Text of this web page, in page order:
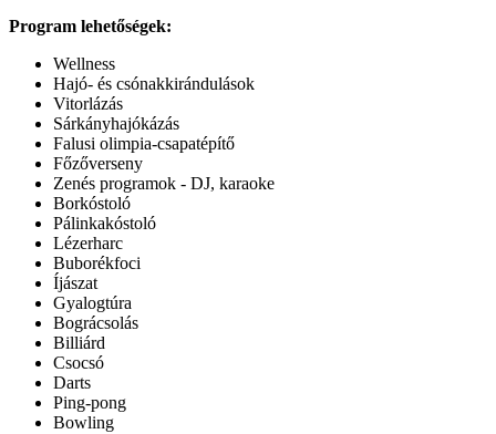
Program lehetőségek:
Wellness
Hajó- és csónakkirándulások
Vitorlázás
Sárkányhajókázás
Falusi olimpia-csapatépítő
Főzőverseny
Zenés programok - DJ, karaoke
Borkóstoló
Pálinkakóstoló
Lézerharc
Buborékfoci
Íjászat
Gyalogtúra
Bográcsolás
Billiárd
Csocsó
Darts
Ping-pong
Bowling